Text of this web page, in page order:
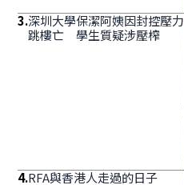
3.深圳大學保潔阿姨因封控壓力
跳樓亡 學生質疑涉壓榨
4.RFA與香港人走過的日子